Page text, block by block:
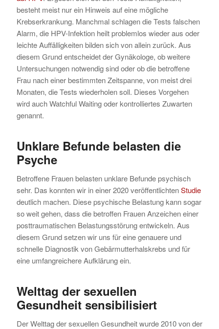
besteht meist nur ein Hinweis auf eine mögliche
Krebserkrankung. Manchmal schlagen die Tests falschen
Alarm, die HPV-Infektion heilt problemlos wieder aus oder
leichte Auffälligkeiten bilden sich von allein zurück. Aus
diesem Grund entscheidet der Gynäkologe, ob weitere
Untersuchungen notwendig sind oder ob die betroffene
Frau nach einer bestimmten Zeitspanne, von meist drei
Monaten, die Tests wiederholen soll. Dieses Vorgehen
wird auch Watchful Waiting oder kontrolliertes Zuwarten
genannt.
Unklare Befunde belasten die
Psyche
Betroffene Frauen belasten unklare Befunde psychisch
sehr. Das konnten wir in einer 2020 veröffentlichtenStudie
deutlich machen. Diese psychische Belastung kann sogar
so weit gehen, dass die betroffen Frauen Anzeichen einer
posttraumatischen Belastungsstörung entwickeln. Aus
diesem Grund setzen wir uns für eine genauere und
schnelle Diagnostik von Gebärmutterhalskrebs und für
eine umfangreichere Aufklärung ein.
Welttag der sexuellen
Gesundheit sensibilisiert
Der Welttag der sexuellen Gesundheit wurde 2010 von der